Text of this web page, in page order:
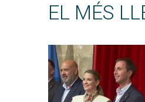
EL MÉS